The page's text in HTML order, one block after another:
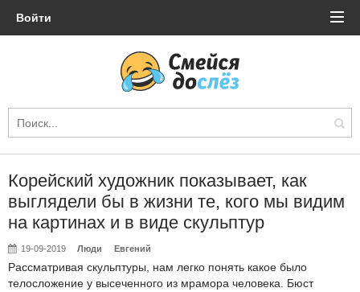
Войти
Корейский художник показывает, как
выглядели бы в жизни те, кого мы видим
на картинах и в виде скульптур
19-09-2019 Люди Евгений
Рассматривая скульптуры, нам легко понять какое было
телосложение у высеченного из мрамора человека. Бюст